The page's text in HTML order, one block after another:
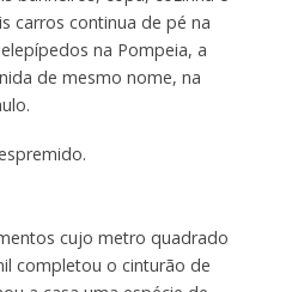
carros continua de pé na
na Pompeia, a
de mesmo nome, na
cujo metro quadrado
completou o cinturão de